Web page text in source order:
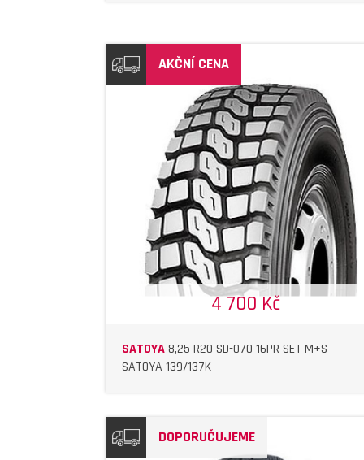
AKČNÍ CENA
4 700 Kč
SATOYA8,25 R20 SD-070 16PR SET M+S
SATOYA 139/137K
DETAIL
DOPORUČUJEME